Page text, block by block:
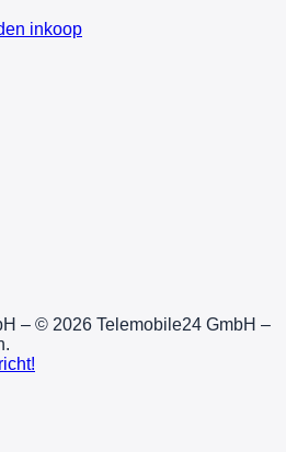
inkoop
– © 2026 Telemobile24 GmbH –